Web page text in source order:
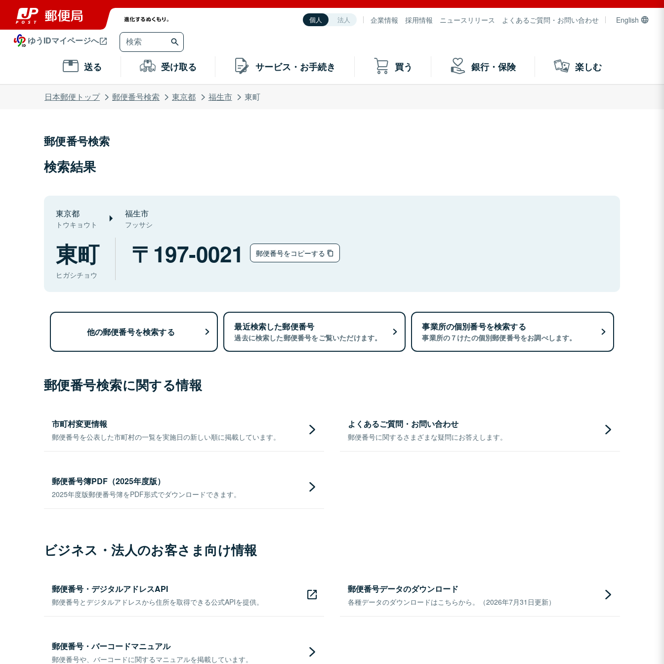
個人 法人 企業情報 採用情報 ニュースリリース よくあるご質問・お問い合わせ English
ゆうIDマイページへ
送る 受け取る サービス・お手続き 買う 銀行・保険 楽しむ
日本郵便トップ 郵便番号検索 東京都 福生市 東町
郵便番号検索
検索結果
東京都
トウキョウト
福生市
フッサシ
東町
ヒガシチョウ
197-0021 郵便番号をコピーする
他の郵便番号を検索する 最近検索した郵便番号
過去に検索した郵便番号をご覧いただけます。
事業所の個別番号を検索する
事業所の７けたの個別郵便番号をお調べします。
郵便番号検索に関する情報
市町村変更情報
郵便番号を公表した市町村の一覧を実施日の新しい順に掲載しています。
よくあるご質問・お問い合わせ
郵便番号に関するさまざまな疑問にお答えします。
郵便番号簿PDF（2025年度版）
2025年度版郵便番号簿をPDF形式でダウンロードできます。
ビジネス・法人のお客さま向け情報
郵便番号・デジタルアドレスAPI
郵便番号とデジタルアドレスから住所を取得できる公式APIを提供。
郵便番号データのダウンロード
各種データのダウンロードはこちらから。（2026年7月31日更新）
郵便番号・バーコードマニュアル
郵便番号や、バーコードに関するマニュアルを掲載しています。